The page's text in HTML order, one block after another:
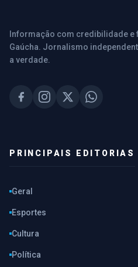
Informação com credibilidade e
Gaúcha. Jornalismo
a verdade.
PRINCIPAIS EDITORIAS
Geral
Esportes
Cultura
Política